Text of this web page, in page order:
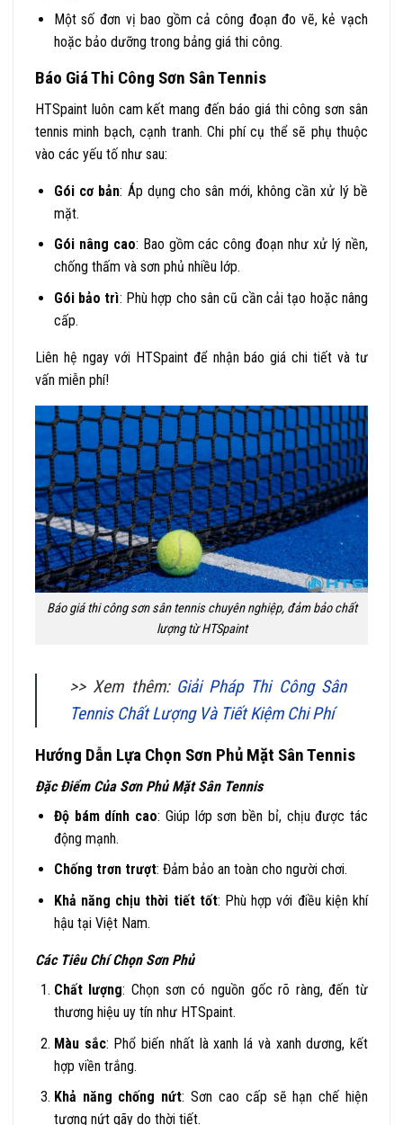
Một số đơn vị bao gồm cả công đoạn đo vẽ, kẻ vạch
hoặc bảo dưỡng trong bảng giá thi công.
Báo Giá Thi Công Sơn Sân Tennis
HTSpaint luôn cam kết mang đến báo giá thi công sơn sân
tennis minh bạch, cạnh tranh. Chi phí cụ thể sẽ phụ thuộc
vào các yếu tố như sau:
Gói cơ bản: Áp dụng cho sân mới, không cần xử lý bề
mặt.
Gói nâng cao: Bao gồm các công đoạn như xử lý nền,
chống thấm và sơn phủ nhiều lớp.
Gói bảo trì: Phù hợp cho sân cũ cần cải tạo hoặc nâng
cấp.
Liên hệ ngay với HTSpaint để nhận báo giá chi tiết và tư
vấn miễn phí!
Báo giá thi công sơn sân tennis chuyên nghiệp, đảm bảo chất
lượng từ HTSpaint
>> Xem thêm: Giải Pháp Thi Công Sân
Tennis Chất Lượng Và Tiết Kiệm Chi Phí
Hướng Dẫn Lựa Chọn Sơn Phủ Mặt Sân Tennis
Đặc Điểm Của Sơn Phủ Mặt Sân Tennis
Độ bám dính cao: Giúp lớp sơn bền bỉ, chịu được tác
động mạnh.
Chống trơn trượt: Đảm bảo an toàn cho người chơi.
Khả năng chịu thời tiết tốt: Phù hợp với điều kiện khí
hậu tại Việt Nam.
Các Tiêu Chí Chọn Sơn Phủ
Chất lượng: Chọn sơn có nguồn gốc rõ ràng, đến từ
thương hiệu uy tín như HTSpaint.
Màu sắc: Phổ biến nhất là xanh lá và xanh dương, kết
hợp viền trắng.
Khả năng chống nứt: Sơn cao cấp sẽ hạn chế hiện
tượng nứt gãy do thời tiết.